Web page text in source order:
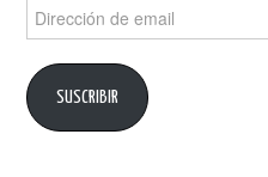
de
SUSCRIBIR